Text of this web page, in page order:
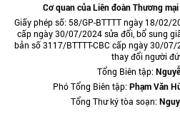
Cơ quan của Liên đoàn Thương
Giấy phép số: 58/GP-BTTTT ngày 18/02/
cấp ngày 30/07/2024 sửa đổi, bổ sung
bản số 3117/BTTTT-CBC cấp ngày 30/
thay đổi người
Tổng Biên tập:
Phó Tổng Biên tập:Phạm Văn
Tổng Thư ký tòa soạn: